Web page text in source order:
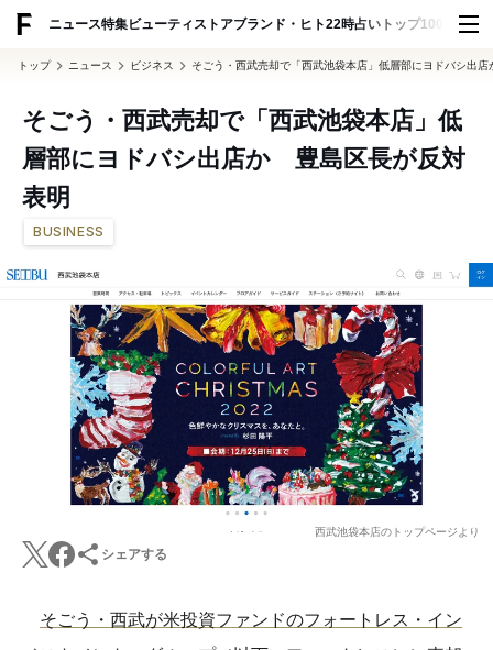
ニュース特集ビューティ ストアブランド・ヒト22時占い トップ100 スナッ
トップ ニュース ビジネス そごう・西武売却で「西武池袋本店」低層部にヨドバシ出
そごう・西武売却で「西武池袋本店」低
層部にヨドバシ出店か 豊島区長が反対
表明
BUSINESS
西武池袋本店のトップページより
シェアする
そごう・西武が米投資ファンドのフォートレス・イン